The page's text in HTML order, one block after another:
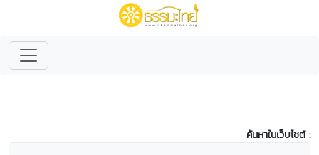
ค้นหาในเว็บไซต์ :